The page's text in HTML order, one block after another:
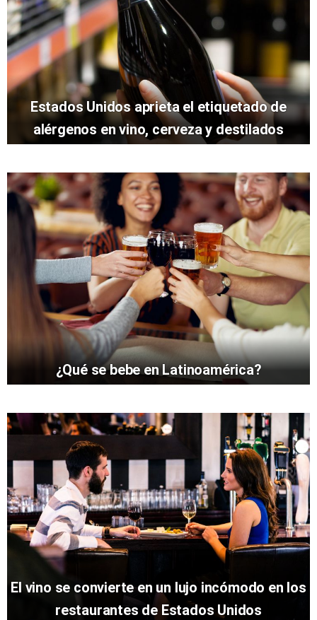
Estados Unidos aprieta el etiquetado de
alérgenos en vino, cerveza y destilados
¿Qué se bebe en Latinoamérica?
El vino se convierte en un lujo incómodo en los
restaurantes de Estados Unidos